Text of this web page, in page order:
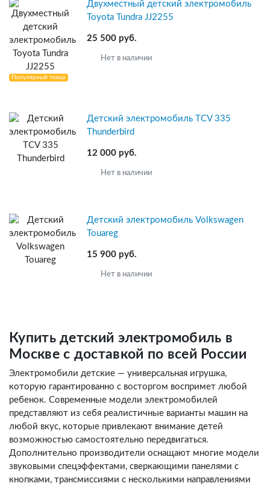
Популярный товар
Двухместный детский электромобиль
Toyota Tundra JJ2255
25 500 руб.
Нет в наличии
Детский электромобиль TCV 335
Thunderbird
12 000 руб.
Нет в наличии
Детский электромобиль Volkswagen
Touareg
15 900 руб.
Нет в наличии
Купить детский электромобиль в
Москве с доставкой по всей России
Электромобили детские — универсальная игрушка,
которую гарантированно с восторгом воспримет любой
ребенок. Современные модели электромобилей
представляют из себя реалистичные варианты машин на
любой вкус, которые привлекают внимание детей
возможностью самостоятельно передвигаться.
Дополнительно производители оснащают многие модели
звуковыми спецэффектами, сверкающими панелями с
кнопками, трансмиссиями с несколькими направлениями